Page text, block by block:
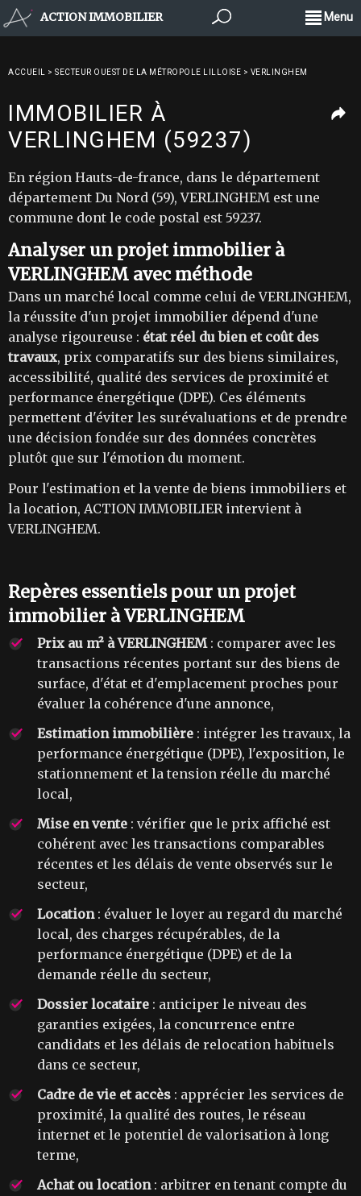
ACTION IMMOBILIER Menu
ACCUEIL > SECTEUR OUEST DE LA MÉTROPOLE LILLOISE > VERLINGHEM
IMMOBILIER À
VERLINGHEM (59237)
En région Hauts-de-france, dans le département
département Du Nord (59), VERLINGHEM est une
commune dont le code postal est 59237.
Analyser un projet immobilier à
VERLINGHEM avec méthode
Dans un marché local comme celui de VERLINGHEM,
la réussite d'un projet immobilier dépend d'une
analyse rigoureuse : état réel du bien et coût des
travaux, prix comparatifs sur des biens similaires,
accessibilité, qualité des services de proximité et
performance énergétique (DPE). Ces éléments
permettent d'éviter les surévaluations et de prendre
une décision fondée sur des données concrètes
plutôt que sur l'émotion du moment.
Pour l'estimation et la vente de biens immobiliers et
la location, ACTION IMMOBILIER intervient à
VERLINGHEM.
Repères essentiels pour un projet
immobilier à VERLINGHEM
Prix au m² à VERLINGHEM: comparer avec les
transactions récentes portant sur des biens de
surface, d'état et d'emplacement proches pour
évaluer la cohérence d'une annonce,
Estimation immobilière : intégrer les travaux, la
performance énergétique (DPE), l'exposition, le
stationnement et la tension réelle du marché
local,
Mise en vente : vérifier que le prix affiché est
cohérent avec les transactions comparables
récentes et les délais de vente observés sur le
secteur,
Location: évaluer le loyer au regard du marché
local, des charges récupérables, de la
performance énergétique (DPE) et de la
demande réelle du secteur,
Dossier locataire : anticiper le niveau des
garanties exigées, la concurrence entre
candidats et les délais de relocation habituels
dans ce secteur,
Cadre de vie et accès : apprécier les services de
proximité, la qualité des routes, le réseau
internet et le potentiel de valorisation à long
terme,
Achat ou location: arbitrer en tenant compte du